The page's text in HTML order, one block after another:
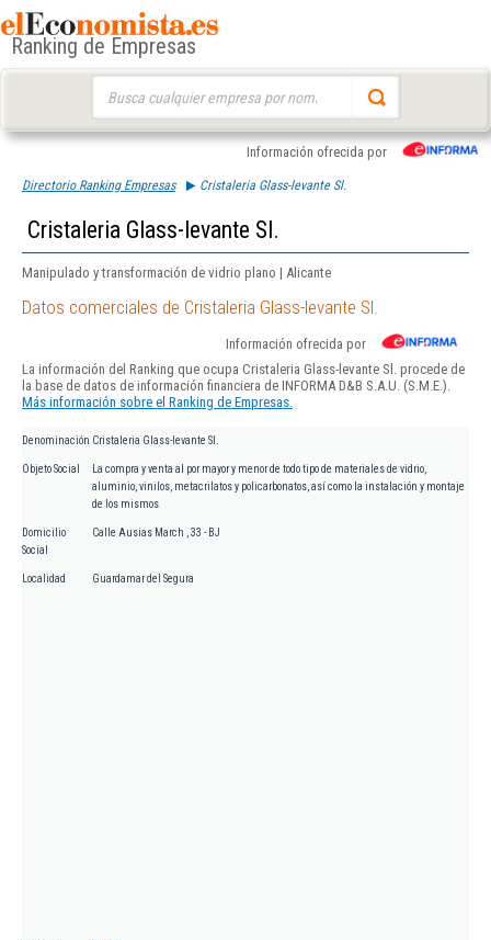
Ranking de Empresas
Información ofrecida por
Directorio Ranking Empresas Cristaleria Glass-levante Sl.
Cristaleria Glass-levante Sl.
Manipulado y transformación de vidrio plano | Alicante
Datos comerciales de Cristaleria Glass-levante Sl.
Información ofrecida por
La información del Ranking que ocupa Cristaleria Glass-levante Sl. procede de
la base de datos de información financiera de INFORMA D&B S.A.U. (S.M.E.).
Más información sobre el Ranking de Empresas.
Denominación Cristaleria Glass-levante Sl.
Objeto Social
La compra y venta al por mayor y menor de todo tipo de materiales de vidrio,
aluminio, vinilos, metacrilatos y policarbonatos, así como la instalación y montaje
de los mismos
Domicilio
Social
Calle Ausias March , 33 - BJ
Localidad Guardamar del Segura